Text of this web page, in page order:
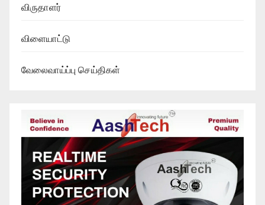
விருதாளர்
விளையாட்டு
வேலைவாய்ப்பு செய்திகள்